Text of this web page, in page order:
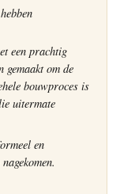
een prachtig
gemaakt om de
bouwproces is
uitermate
en